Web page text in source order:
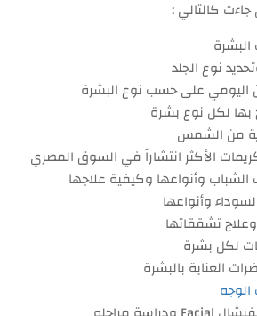
جاءت كالتالي :
نوع الجلد
اليومي على حسب نوع البشرة
بها لكل نوع بشرة
من الشمس
الأكثر انتشاراً في السوق المصري
الشباب وأنواعها وكيفية علاجها
وأنواعها
تشققاتها
لكل بشرة
العناية بالبشرة